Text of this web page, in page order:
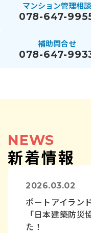
マンション管理相談
078-647-
補助問合せ
078-647-
NEWS
新着情報
2026.03.02
ポートアイラン
「日本建築防
た！